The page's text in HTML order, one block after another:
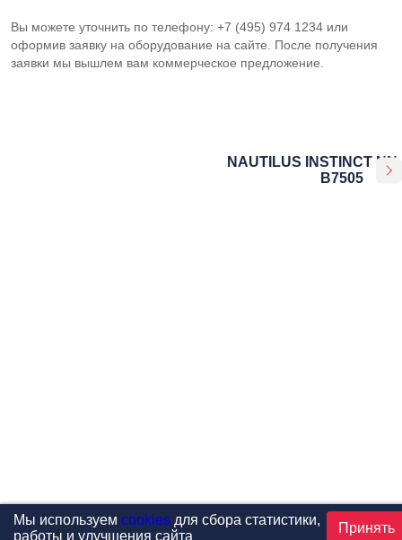
Вы можете уточнить по телефону: +7 (495) 974 1234 или
оформив заявку на оборудование на сайте. После получения
заявки мы вышлем вам коммерческое предложение.
NAUTILUS INSTINCT NN-
B7505
Мы используем cookiesдля сбора статистики,
работы и улучшения сайта
Принять